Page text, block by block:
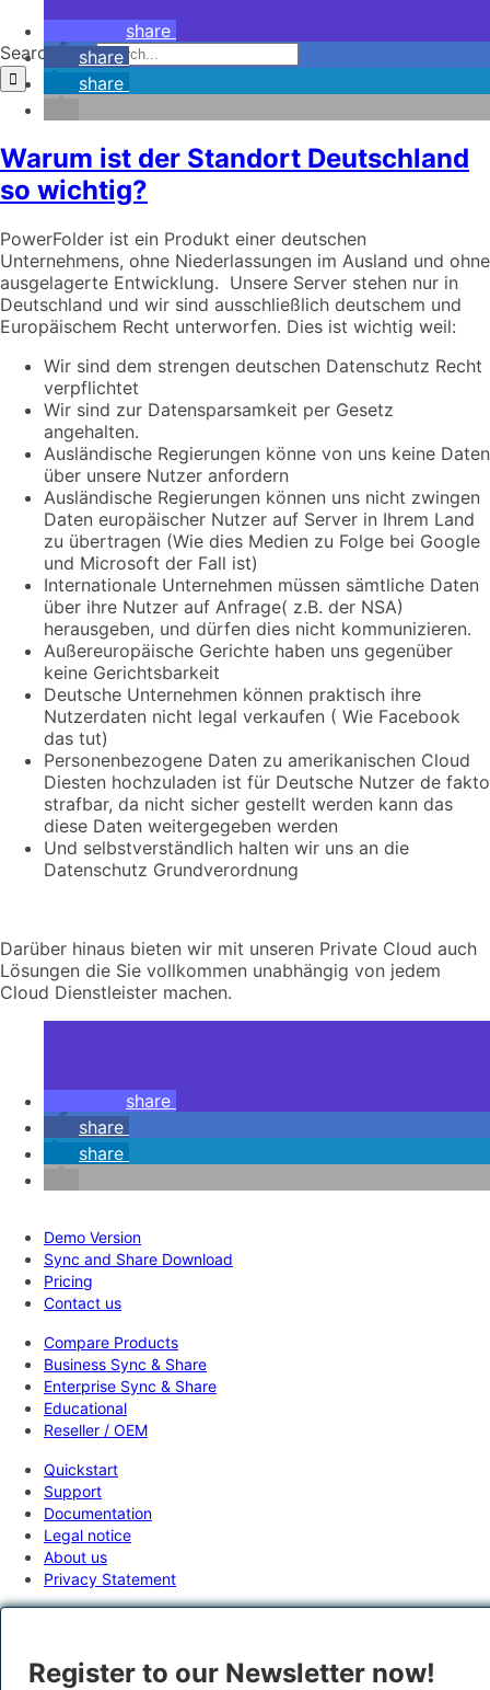
Search for:
share
share
share
Warum ist der Standort Deutschland
so wichtig?
PowerFolder ist ein Produkt einer deutschen
Unternehmens, ohne Niederlassungen im Ausland und ohne
ausgelagerte Entwicklung. Unsere Server stehen nur in
Deutschland und wir sind ausschließlich deutschem und
Europäischem Recht unterworfen. Dies ist wichtig weil:
Wir sind dem strengen deutschen Datenschutz Recht
verpflichtet
Wir sind zur Datensparsamkeit per Gesetz
angehalten.
Ausländische Regierungen könne von uns keine Daten
über unsere Nutzer anfordern
Ausländische Regierungen können uns nicht zwingen
Daten europäischer Nutzer auf Server in Ihrem Land
zu übertragen (Wie dies Medien zu Folge bei Google
und Microsoft der Fall ist)
Internationale Unternehmen müssen sämtliche Daten
über ihre Nutzer auf Anfrage( z.B. der NSA)
herausgeben, und dürfen dies nicht kommunizieren.
Außereuropäische Gerichte haben uns gegenüber
keine Gerichtsbarkeit
Deutsche Unternehmen können praktisch ihre
Nutzerdaten nicht legal verkaufen ( Wie Facebook
das tut)
Personenbezogene Daten zu amerikanischen Cloud
Diesten hochzuladen ist für Deutsche Nutzer de fakto
strafbar, da nicht sicher gestellt werden kann das
diese Daten weitergegeben werden
Und selbstverständlich halten wir uns an die
Datenschutz Grundverordnung
Darüber hinaus bieten wir mit unseren Private Cloud auch
Lösungen die Sie vollkommen unabhängig von jedem
Cloud Dienstleister machen.
share
share
share
Demo Version
Sync and Share Download
Pricing
Contact us
Compare Products
Business Sync & Share
Enterprise Sync & Share
Educational
Reseller / OEM
Quickstart
Support
Documentation
Legal notice
About us
Privacy Statement
Register to our Newsletter now!